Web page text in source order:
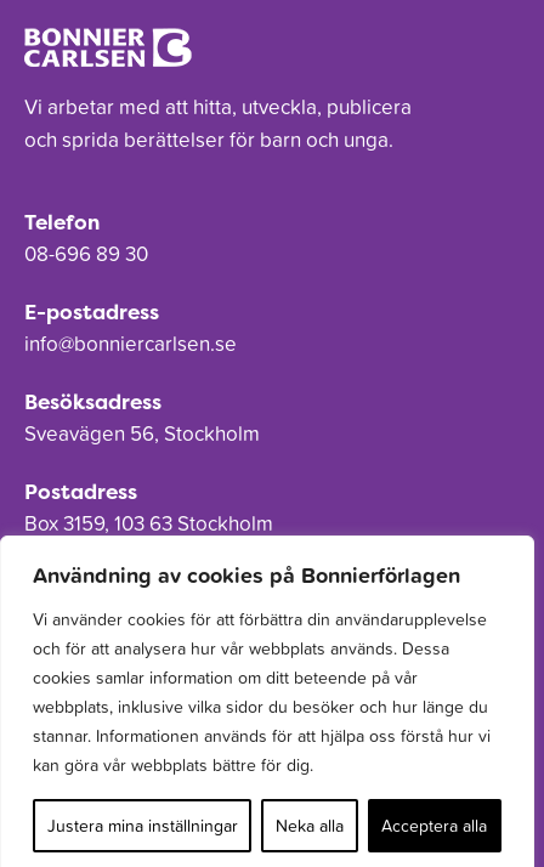
Användning av cookies på Bonnierförlagen
Vi använder cookies för att förbättra din användarupplevelse
och för att analysera hur vår webbplats används. Dessa
cookies samlar information om ditt beteende på vår
webbplats, inklusive vilka sidor du besöker och hur länge du
stannar. Informationen används för att hjälpa oss förstå hur vi
kan göra vår webbplats bättre för dig.
Justera mina inställningar Neka alla Acceptera alla
Vi arbetar med att hitta, utveckla, publicera
och sprida berättelser för barn och unga.
Telefon
08-696 89 30
E-postadress
info@bonniercarlsen.se
Besöksadress
Sveavägen 56, Stockholm
Postadress
Box 3159, 103 63 Stockholm
Om Bonnierförlagen
Cookies
Integritetspolicy